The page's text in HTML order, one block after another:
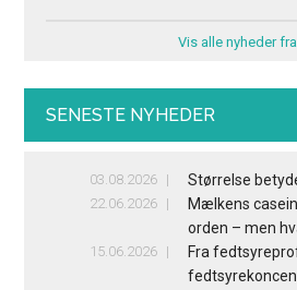
Vis alle nyheder
SENESTE NYHEDER
03.08.2026 Størrelse
22.06.2026
Mælkens
orden – men
15.06.2026
Fra